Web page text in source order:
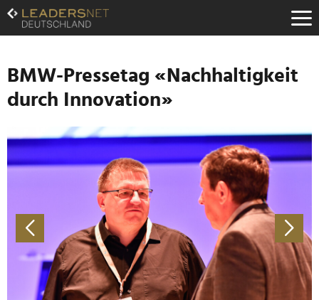
Zum
Inhalt
Zur
Navigation
Zur
Hauptnavigation
BMW-Pressetag «Nachhaltigkeit
durch Innovation»